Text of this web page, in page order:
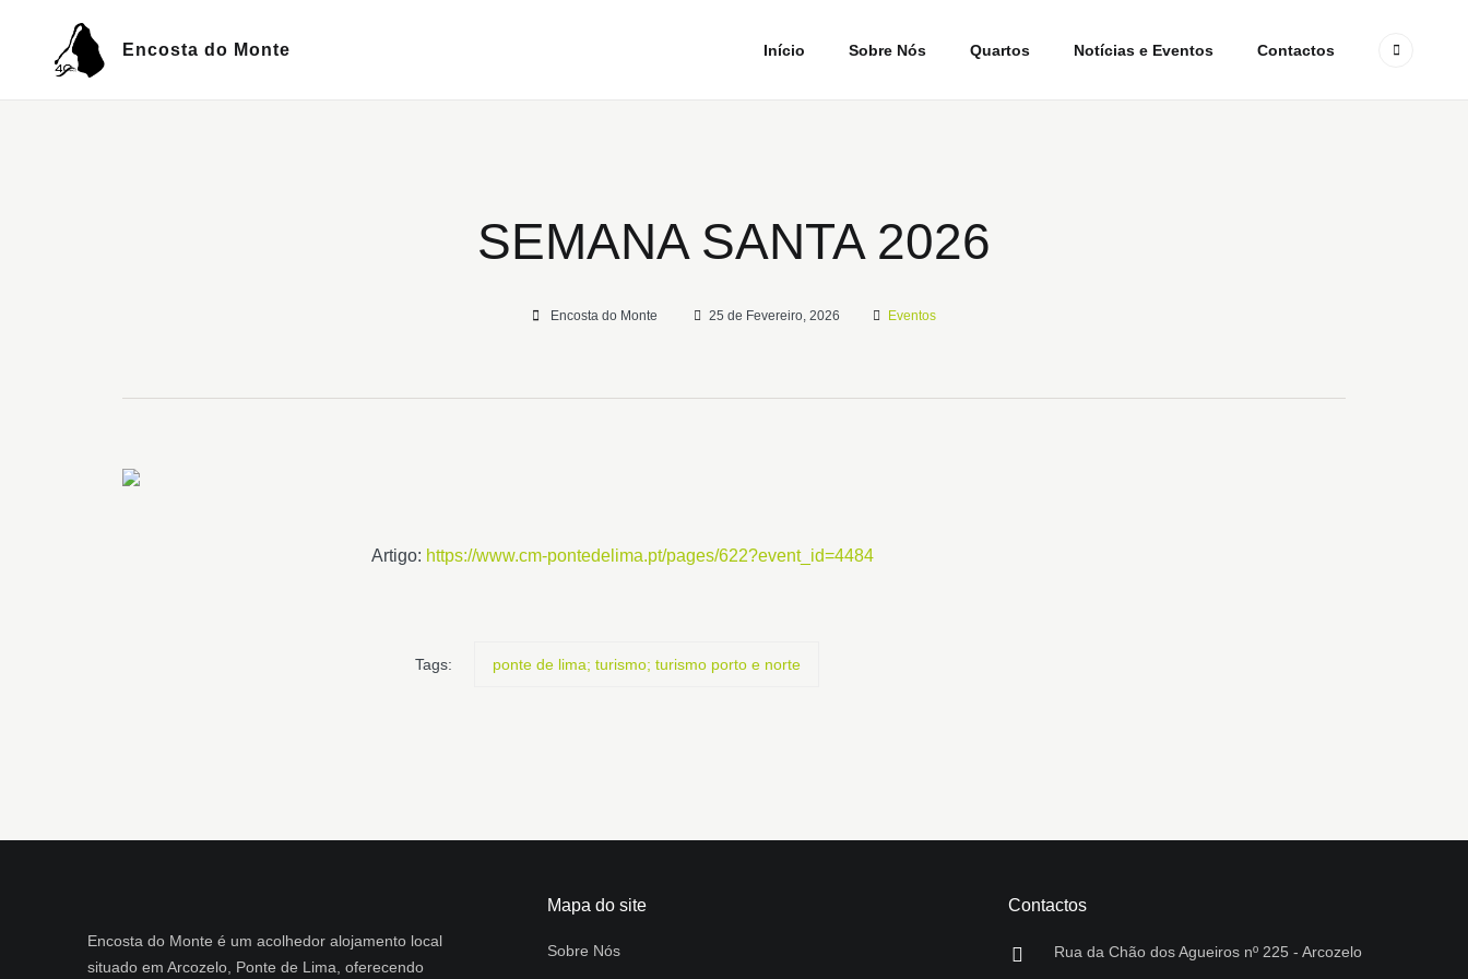
Encosta do Monte Início Sobre Nós Quartos Notícias e Eventos Contactos
SEMANA SANTA 2026
Encosta do Monte 25 de Fevereiro, 2026 Eventos
Artigo: https://www.cm-pontedelima.pt/pages/622?event_id=4484
Tags: ponte de lima; turismo; turismo porto e norte
Encosta do Monte é um acolhedor alojamento local
situado em Arcozelo, Ponte de Lima, oferecendo
Mapa do site
Sobre Nós
Contactos
Rua da Chão dos Agueiros nº 225 - Arcozelo